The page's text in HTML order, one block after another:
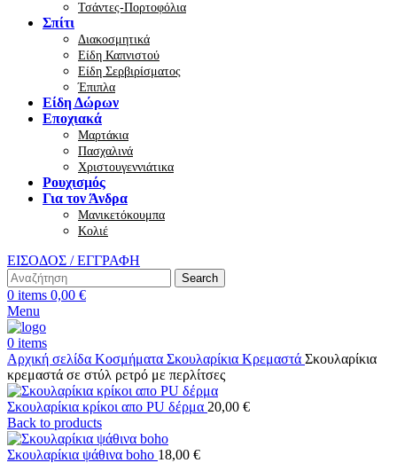
Τσάντες-Πορτοφόλια
Σπίτι
Διακοσμητικά
Είδη Καπνιστού
Είδη Σερβιρίσματος
Έπιπλα
Είδη Δώρων
Εποχιακά
Μαρτάκια
Πασχαλινά
Χριστουγεννιάτικα
Ρουχισμός
Για τον Άνδρα
Μανικετόκουμπα
Κολιέ
ΕΙΣΟΔΟΣ / ΕΓΓΡΑΦΗ
Search
0 items 0,00 €
Menu
0 items
Αρχική σελίδα Κοσμήματα Σκουλαρίκια Κρεμαστά Σκουλαρίκια
κρεμαστά σε στύλ ρετρό με περλίτσες
Σκουλαρίκια κρίκοι απο PU δέρμα 20,00 €
Back to products
Σκουλαρίκια ψάθινα boho 18,00 €